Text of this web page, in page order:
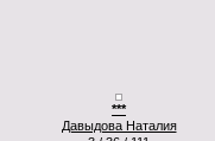
***
Давыдова Наталия